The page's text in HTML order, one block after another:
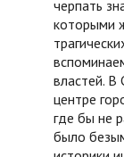
черпать
которыми
властей. В
центре
где бы не
было